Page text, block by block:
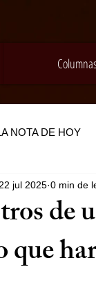
Columnas
NOTA DE HOY
de
22 jul 2025 0 min de